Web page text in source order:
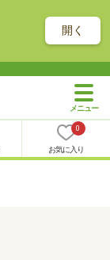
開く
0
お気に入り